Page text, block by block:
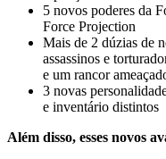
5 novos poderes da
Force Projection
Mais de 2 dúzias de
assassinos e
e um rancor
3 novas
e inventário distintos
Além disso, esses novos